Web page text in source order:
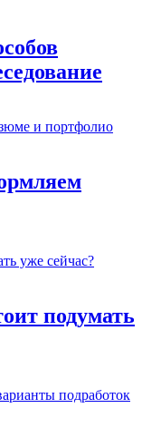
подумать